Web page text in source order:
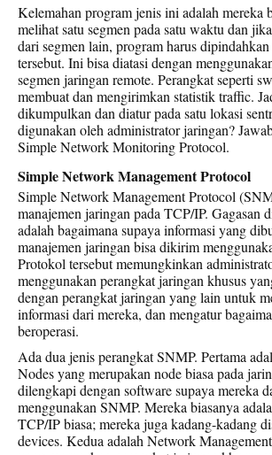
Kelemahan program jenis ini adalah mereka
melihat satu segmen pada satu waktu dan
dari segmen lain, program harus dipindahkan
tersebut. Ini bisa diatasi dengan
segmen jaringan remote. Perangkat seperti
membuat dan mengirimkan statistik traffic.
dikumpulkan dan diatur pada satu lokasi
digunakan oleh administrator jaringan?
Simple Network Monitoring Protocol.
Simple Network Management Protocol
Simple Network Management Protocol
manajemen jaringan pada TCP/IP. Gagasan
adalah bagaimana supaya informasi yang
manajemen jaringan bisa dikirim
Protokol tersebut memungkinkan
menggunakan perangkat jaringan khusus
dengan perangkat jaringan yang lain untuk
informasi dari mereka, dan mengatur
beroperasi.
Ada dua jenis perangkat SNMP. Pertama
Nodes yang merupakan node biasa pada
dilengkapi dengan software supaya mereka
menggunakan SNMP. Mereka biasanya
TCP/IP biasa; mereka juga kadang-kadang
devices. Kedua adalah Network